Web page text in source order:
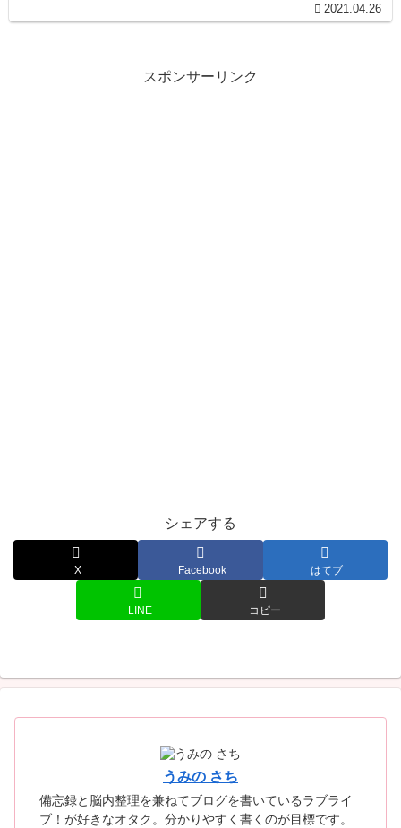
2021.04.26
スポンサーリンク
シェアする
X Facebook はてブ
LINE コピー
うみの さち
備忘録と脳内整理を兼ねてブログを書いているラブライ
ブ！が好きなオタク。分かりやすく書くのが目標です。